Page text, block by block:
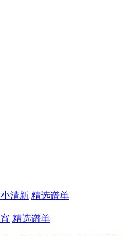
清新 精选谱单
精选谱单